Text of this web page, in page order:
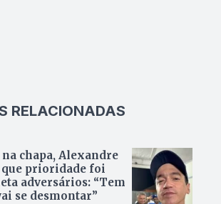
RELACIONADAS
chapa, Alexandre
prioridade foi
adversários: “Tem
se desmontar”